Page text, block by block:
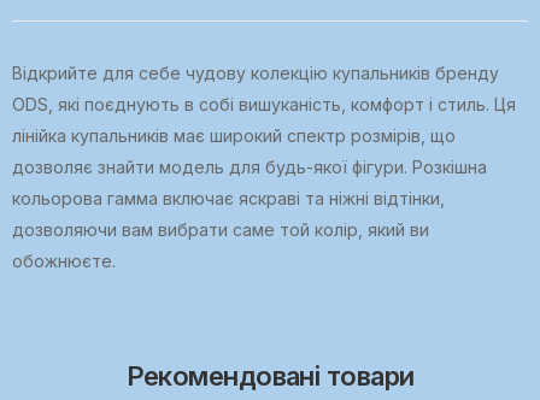
Відкрийте для себе чудову колекцію купальників бренду
ODS, які поєднують в собі вишуканість, комфорт і стиль. Ця
лінійка купальників має широкий спектр розмірів, що
дозволяє знайти модель для будь-якої фігури. Розкішна
кольорова гамма включає яскраві та ніжні відтінки,
дозволяючи вам вибрати саме той колір, який ви
обожнюєте.
Рекомендовані товари